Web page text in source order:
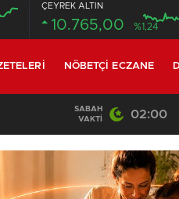
ÇEYREK ALTIN
10.765,00 %1,24
NÖBETÇI ECZANE
20:58 /
SABAH
VAKTI
02:00